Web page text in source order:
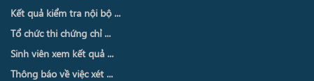
Kết quả kiểm tra nội bộ ...
Tổ chức thi chứng chỉ ...
Sinh viên xem kết quả ...
Thông báo về việc xét ...